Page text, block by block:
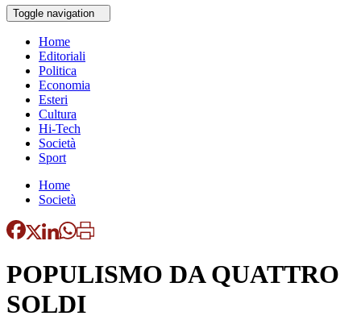
Toggle navigation
Home
Editoriali
Politica
Economia
Esteri
Cultura
Hi-Tech
Società
Sport
Home
Società
POPULISMO DA QUATTRO
SOLDI